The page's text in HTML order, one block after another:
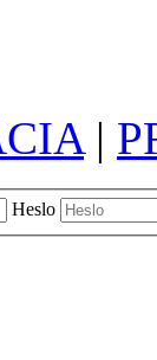
|
Heslo